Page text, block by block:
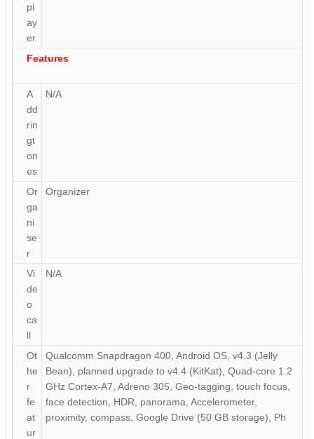
pl
ay
er
Features
A
dd
rin
gt
on
es
N/A
Or
ga
ni
se
r
Organizer
Vi
de
o
ca
ll
N/A
Ot
he
r
fe
at
ur
Qualcomm Snapdragon 400, Android OS, v4.3 (Jelly
Bean), planned upgrade to v4.4 (KitKat), Quad-core 1.2
GHz Cortex-A7, Adreno 305, Geo-tagging, touch focus,
face detection, HDR, panorama, Accelerometer,
proximity, compass, Google Drive (50 GB storage), Ph